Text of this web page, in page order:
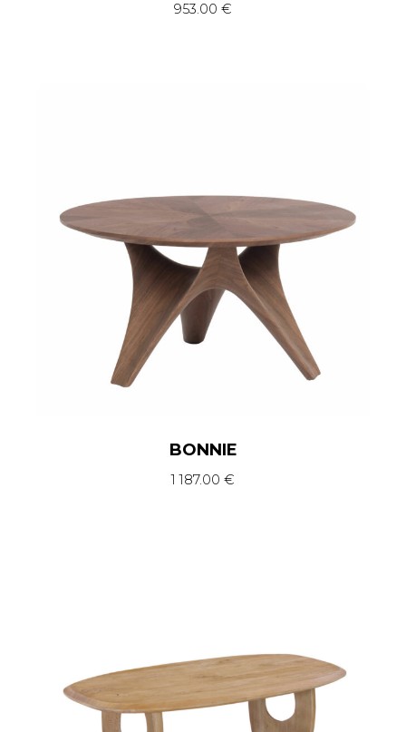
953.00 €
BONNIE
1 187.00 €